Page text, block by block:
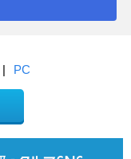
| PC